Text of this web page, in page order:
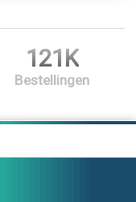
121K
Bestellingen